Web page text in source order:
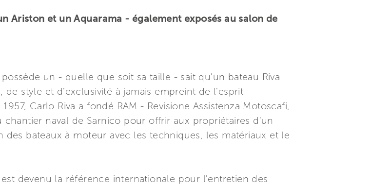
Ariston et un Aquarama - également exposés au salon de
un - quelle que soit sa taille - sait qu'un bateau Riva
style et d'exclusivité à jamais empreint de l'esprit
Carlo Riva a fondé RAM - Revisione Assistenza Motoscafi,
chantier naval de Sarnico pour offrir aux propriétaires d'un
des bateaux à moteur avec les techniques, les matériaux et le
est devenu la référence internationale pour l'entretien des